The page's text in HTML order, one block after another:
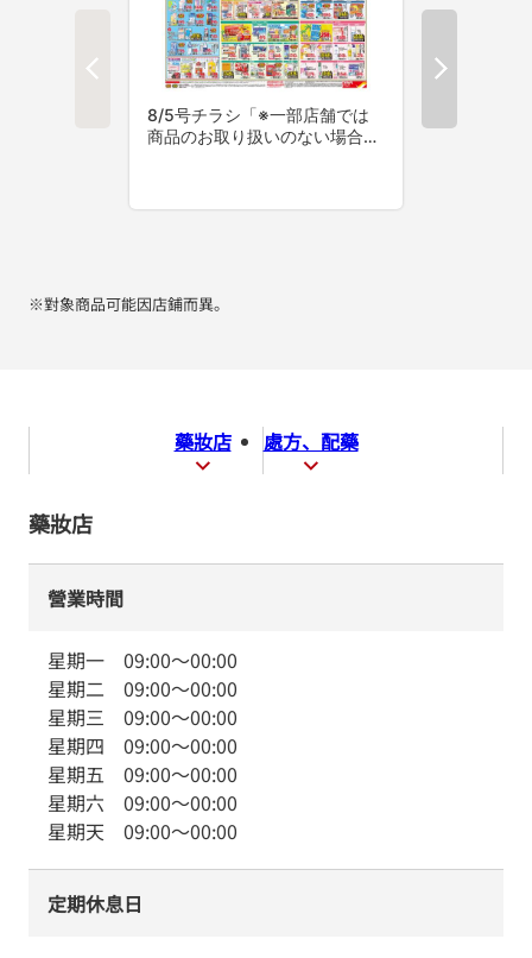
※對象商品可能因店鋪而異。
藥妝店 處方、配藥
藥妝店
營業時間
星期一 09:00～00:00
星期二 09:00～00:00
星期三 09:00～00:00
星期四 09:00～00:00
星期五 09:00～00:00
星期六 09:00～00:00
星期天 09:00～00:00
定期休息日